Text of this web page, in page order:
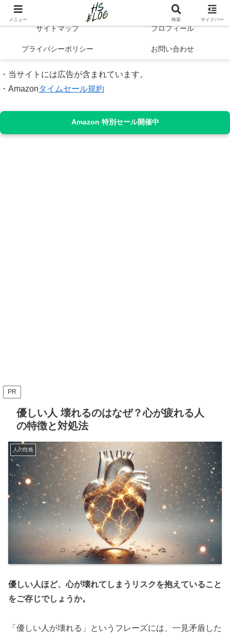
Hibi no Shikou | 最新トレンドで知るシンプルライフと自己成長
サイトマップ プロフィール
プライバシーポリシー お問い合わせ
・当サイトには広告が含まれています。
・Amazonタイムセール規約
Amazon 特別セール開催中
PR
優しい人 壊れるのはなぜ？心が疲れる人
の特徴と対処法
人の性格
優しい人ほど、心が壊れてしまうリスクを抱えていること
をご存じでしょうか。
「優しい人が壊れる」というフレーズには、一見矛盾した
メニュー 検索 サイドバー